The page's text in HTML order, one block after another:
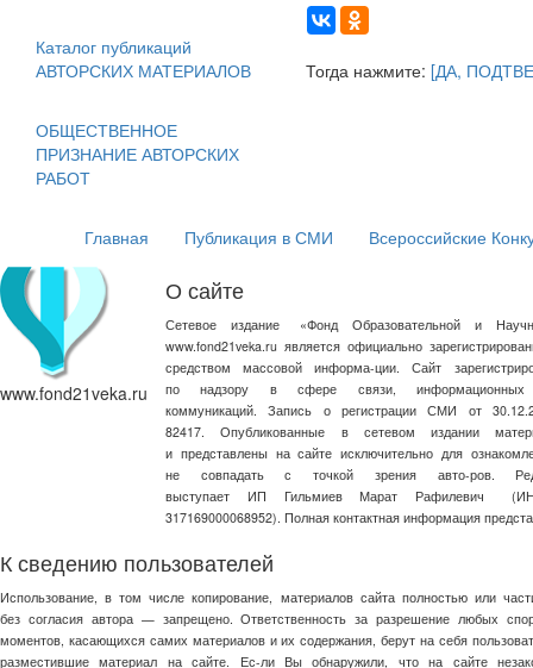
Каталог публикаций
АВТОРСКИХ МАТЕРИАЛОВ
ОБЩЕСТВЕННОЕ
ПРИЗНАНИЕ АВТОРСКИХ
РАБОТ
Тогда нажмите: [ДА,
Главная Публикация в СМИ Всероссийские
www.fond21veka.ru
О сайте
Сетевое издание «Фонд Образовательной и
www.fond21veka.ru является официально
средством массовой информа-ции. Сайт
по надзору в сфере связи, информационных
коммуникаций. Запись о регистрации СМИ от
82417. Опубликованные в сетевом издании
и представлены на сайте исключительно для
не совпадать с точкой зрения авто-ров.
выступает ИП Гильмиев Марат Рафилевич
317169000068952). Полная контактная информация
К сведению пользователей
Использование, в том числе копирование, материалов сайта полностью или
без согласия автора — запрещено. Ответственность за разрешение любых
моментов, касающихся самих материалов и их содержания, берут на себя
разместившие материал на сайте. Ес-ли Вы обнаружили, что на сайте